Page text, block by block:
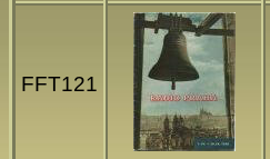
FFT121